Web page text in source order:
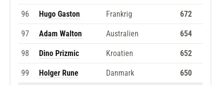
96 Hugo Gaston Frankrig 672
97 Adam Walton Australien 654
98 Dino Prizmic Kroatien 652
99 Holger Rune Danmark 650